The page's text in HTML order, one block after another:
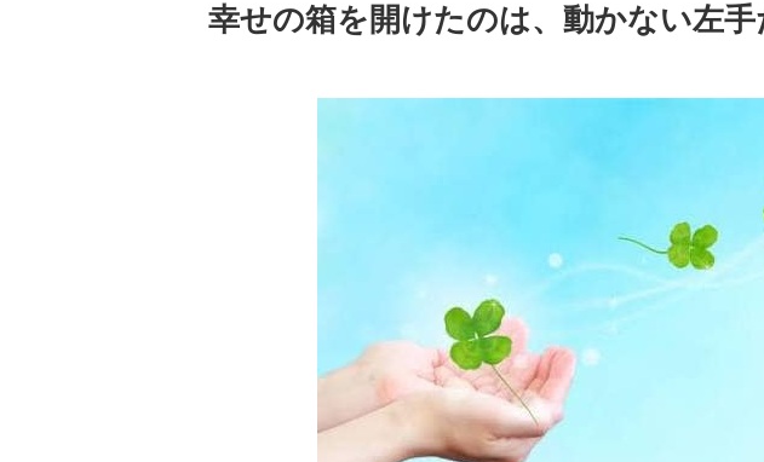
幸せの箱を開けたのは、動かない左手